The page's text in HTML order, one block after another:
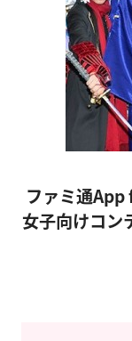
ファミ通
女子向けコン